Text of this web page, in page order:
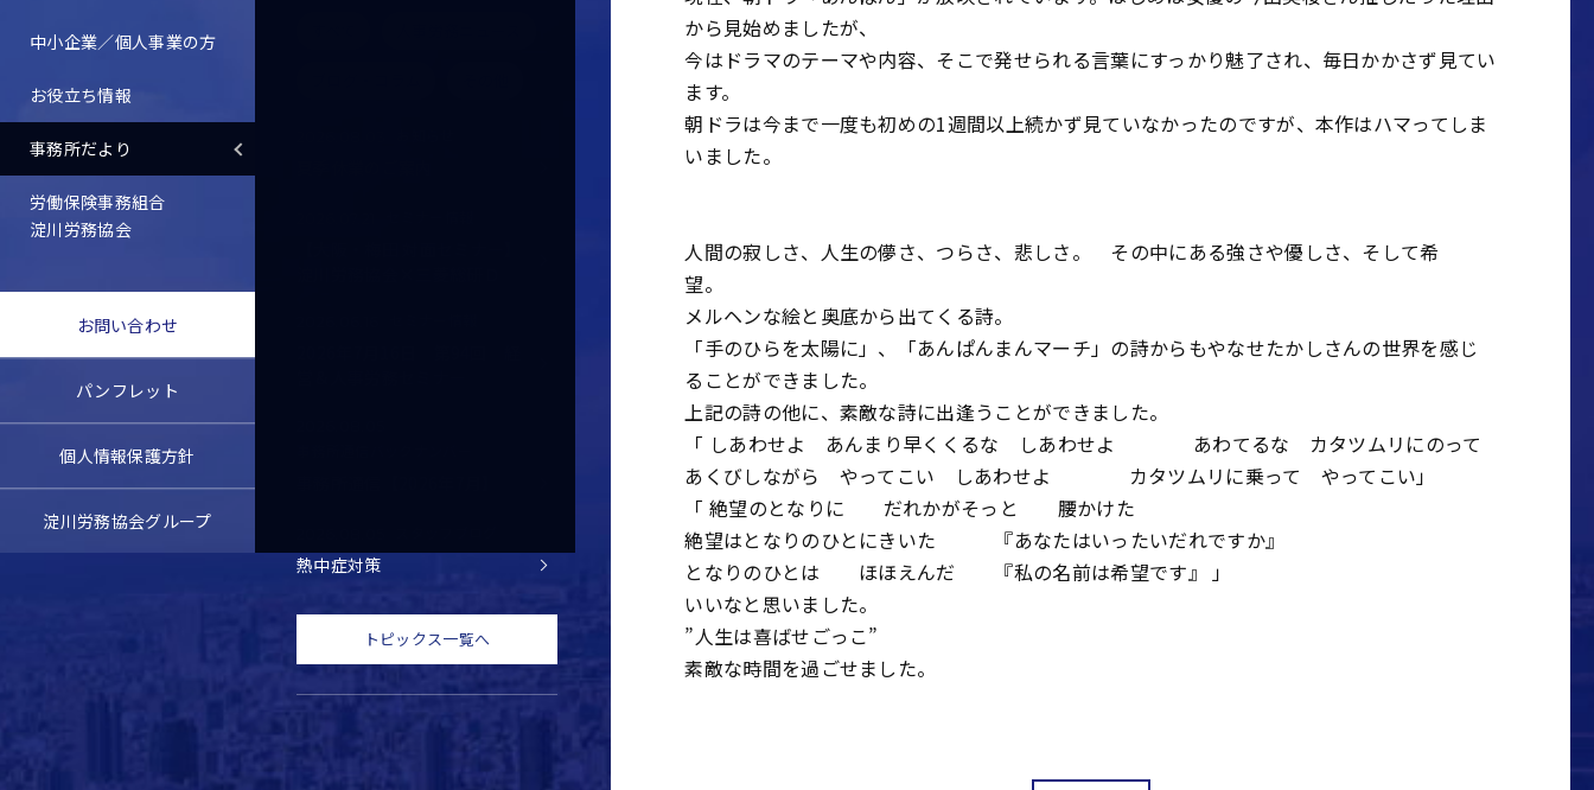
中小企業／個人事業の方
お役立ち情報
事務所だより
労働保険事務組合
淀川労務協会
お問い合わせ
パンフレット
個人情報保護方針
淀川労務協会グループ
熱中症対策
トピックス一覧へ
から見始めましたが、
今はドラマのテーマや内容、そこで発せられる言葉にすっかり魅了され、毎日かかさず見てい
ます。
朝ドラは今まで一度も初めの1週間以上続かず見ていなかったのですが、本作はハマってしま
いました。
人間の寂しさ、人生の儚さ、つらさ、悲しさ。 その中にある強さや優しさ、そして希
望。
メルヘンな絵と奥底から出てくる詩。
「手のひらを太陽に」、「あんぱんまんマーチ」の詩からもやなせたかしさんの世界を感じ
ることができました。
上記の詩の他に、素敵な詩に出逢うことができました。
「 しあわせよ あんまり早くくるな しあわせよ あわてるな カタツムリにのって
あくびしながら やってこい しあわせよ カタツムリに乗って やってこい」
「 絶望のとなりに だれかがそっと 腰かけた
絶望はとなりのひとにきいた 『あなたはいったいだれですか』
となりのひとは ほほえんだ 『私の名前は希望です』 」
いいなと思いました。
”人生は喜ばせごっこ”
素敵な時間を過ごせました。